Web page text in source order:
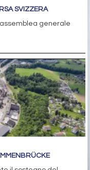
SVIZZERA
generale